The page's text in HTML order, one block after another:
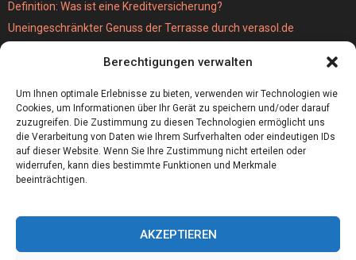
Berechtigungen verwalten
Um Ihnen optimale Erlebnisse zu bieten, verwenden wir Technologien wie
Cookies, um Informationen über Ihr Gerät zu speichern und/oder darauf
zuzugreifen. Die Zustimmung zu diesen Technologien ermöglicht uns
die Verarbeitung von Daten wie Ihrem Surfverhalten oder eindeutigen IDs
auf dieser Website. Wenn Sie Ihre Zustimmung nicht erteilen oder
widerrufen, kann dies bestimmte Funktionen und Merkmale
beeinträchtigen.
AKZEPTIEREN
Definition: Was ist eine Kreditversicherung?
Uneingeschränkter Genuss der Terrasse durch verasol.de
Wie schwer ist eigentlich eine MPU?
Hochzeitslocation München